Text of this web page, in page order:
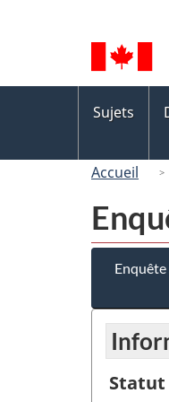
de
la
langue
des
Sujets
Accueil
Statut